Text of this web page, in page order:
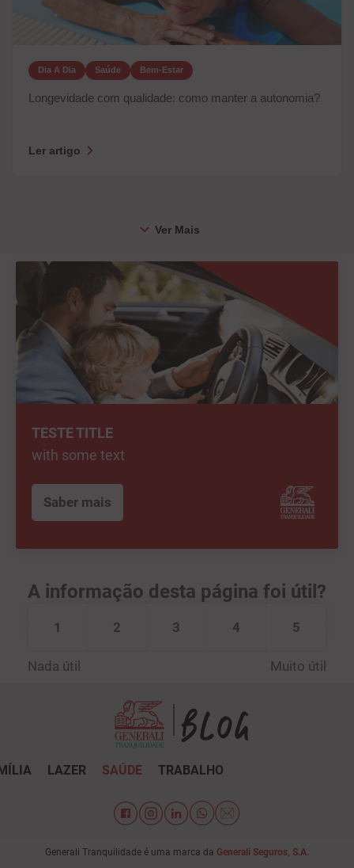
Dia A Dia Saúde Bem-Estar
Longevidade com qualidade: como manter a autonomia?
Ler artigo
TESTE TITLE
with some text
Saber mais
A informação desta página foi útil?
Nada útil
1 2 3 4 5
Muito útil
LAZER SAÚDE TRABALHO
Generali Tranquilidade é uma marca da Generali Seguros, S.A.